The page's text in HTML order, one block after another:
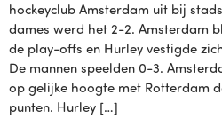
hockeyclub Amsterdam uit bij
dames werd het 2-2. Amsterdam
de play-offs en Hurley vestigde
De mannen speelden 0-3.
op gelijke hoogte met Rotterdam
punten. Hurley […]